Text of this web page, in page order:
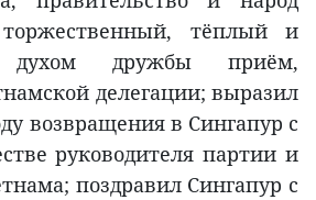
тёплый и
духом дружбы приём,
делегации; выразил
возвращения в Сингапур с
руководителя партии и
поздравил Сингапур с